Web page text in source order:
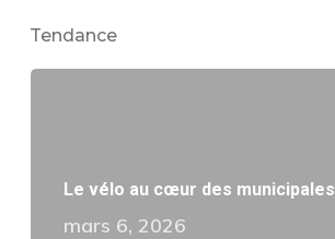
Tendance
Le vélo au cœur des municipales
mars 6, 2026